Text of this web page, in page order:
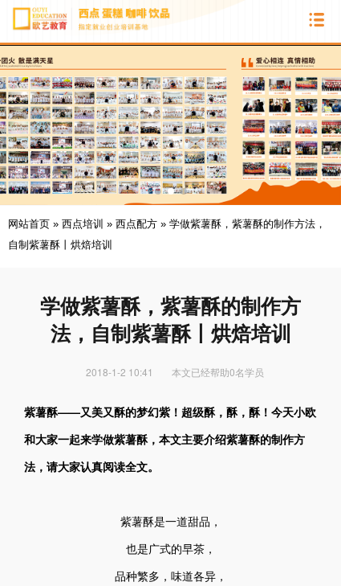
网站首页 » 西点培训 » 西点配方 » 学做紫薯酥，紫薯酥的制作方法，
自制紫薯酥丨烘焙培训
学做紫薯酥，紫薯酥的制作方
法，自制紫薯酥丨烘焙培训
2018-1-2 10:41 本文已经帮助0名学员
紫薯酥——又美又酥的梦幻紫！超级酥，酥，酥！今天小欧
和大家一起来学做紫薯酥，本文主要介绍紫薯酥的制作方
法，请大家认真阅读全文。
紫薯酥是一道甜品，
也是广式的早茶，
品种繁多，味道各异，